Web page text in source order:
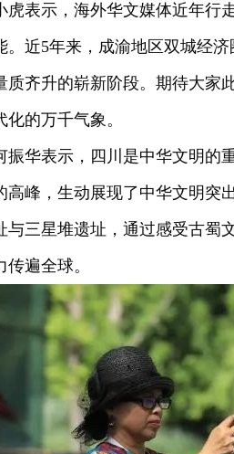
虎表示，海外华文媒体近年行
。近5年来，成渝地区双城经
质齐升的崭新阶段。期待大
的万千气象。
振华表示，四川是中华文明的
高峰，生动展现了中华文明
与三星堆遗址，通过感受古蜀
遍全球。